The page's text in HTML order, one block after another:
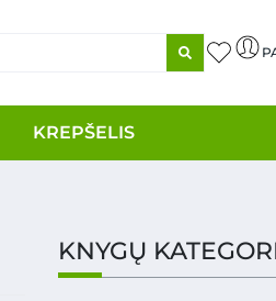
KREPŠELIS
KNYGŲ